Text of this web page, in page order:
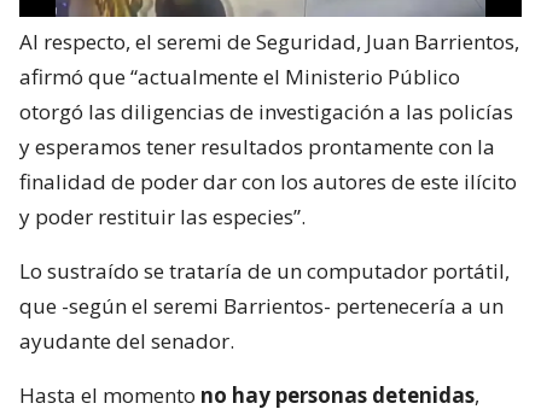
Al respecto, el seremi de Seguridad, Juan Barrientos,
afirmó que “actualmente el Ministerio Público
otorgó las diligencias de investigación a las policías
y esperamos tener resultados prontamente con la
finalidad de poder dar con los autores de este ilícito
y poder restituir las especies”.
Lo sustraído se trataría de un computador portátil,
que -según el seremi Barrientos- pertenecería a un
ayudante del senador.
Hasta el momento no hay personas detenidas,